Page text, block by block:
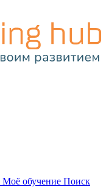
Моё обучение Поиск